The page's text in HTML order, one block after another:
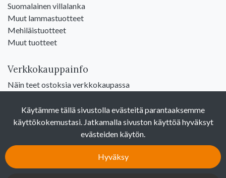
Käytämme tällä sivustolla evästeitä parantaaksemme
käyttökokemustasi. Jatkamalla sivuston käyttöä hyväksyt
evästeiden käytön.
Hyväksy
Suomalainen villalanka
Muut lammastuotteet
Mehiläistuotteet
Muut tuotteet
Verkkokauppainfo
Näin teet ostoksia verkkokaupassa
Toimitustavat
Maksutavat
Yhteystiedot